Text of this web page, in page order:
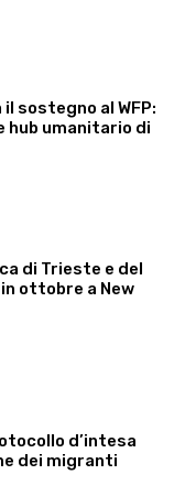
sostegno al WFP:
hub umanitario di
di Trieste e del
ottobre a New
d’intesa
dei migranti